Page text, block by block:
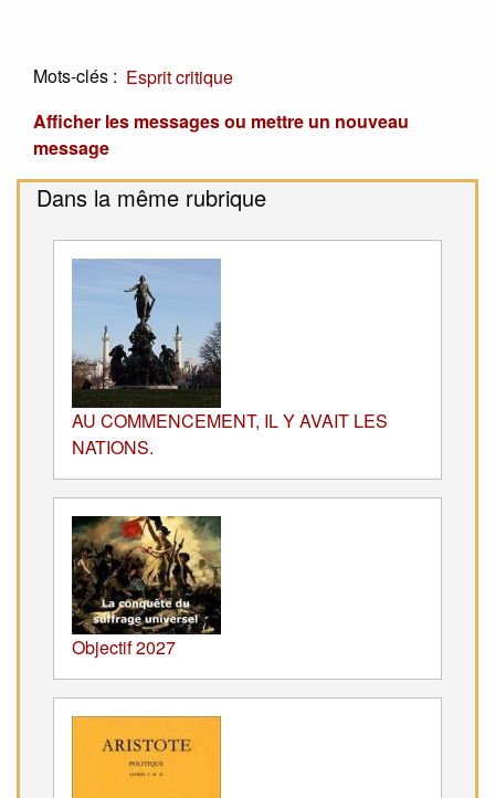
Mots-clés : Esprit critique
Afficher les messages ou mettre un nouveau
message
Dans la même rubrique
AU COMMENCEMENT, IL Y AVAIT LES
NATIONS.
Objectif 2027